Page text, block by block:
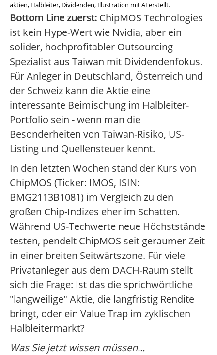
aktien, Halbleiter, Dividenden, Illustration mit AI erstellt.
Bottom Line zuerst: ChipMOS Technologies
ist kein Hype-Wert wie Nvidia, aber ein
solider, hochprofitabler Outsourcing-
Spezialist aus Taiwan mit Dividendenfokus.
Für Anleger in Deutschland, Österreich und
der Schweiz kann die Aktie eine
interessante Beimischung im Halbleiter-
Portfolio sein - wenn man die
Besonderheiten von Taiwan-Risiko, US-
Listing und Quellensteuer kennt.
In den letzten Wochen stand der Kurs von
ChipMOS (Ticker: IMOS, ISIN:
BMG2113B1081) im Vergleich zu den
großen Chip-Indizes eher im Schatten.
Während US-Techwerte neue Höchststände
testen, pendelt ChipMOS seit geraumer Zeit
in einer breiten Seitwärtszone. Für viele
Privatanleger aus dem DACH-Raum stellt
sich die Frage: Ist das die sprichwörtliche
"langweilige" Aktie, die langfristig Rendite
bringt, oder ein Value Trap im zyklischen
Halbleitermarkt?
Was Sie jetzt wissen müssen...